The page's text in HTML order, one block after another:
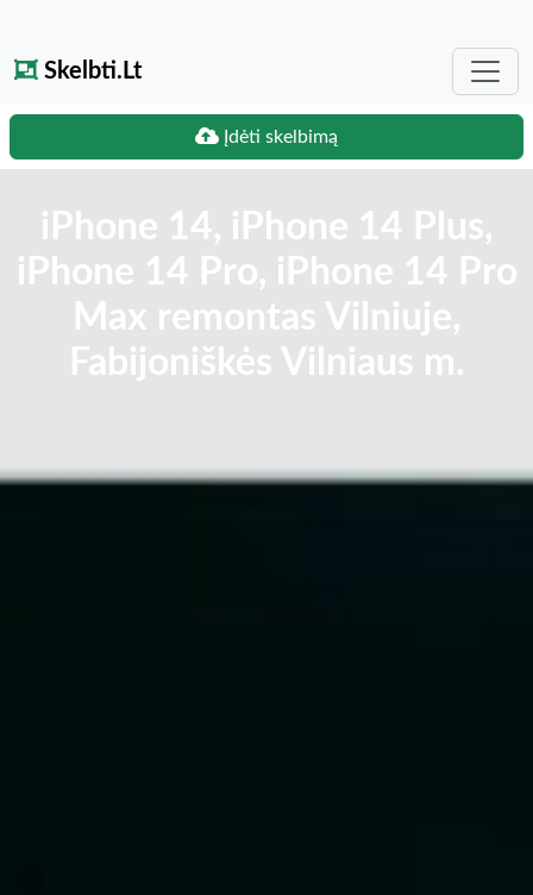
Skelbti.Lt
Įdėti skelbimą
iPhone 14, iPhone 14 Plus,
iPhone 14 Pro, iPhone 14 Pro
Max remontas Vilniuje,
Fabijoniškės Vilniaus m.